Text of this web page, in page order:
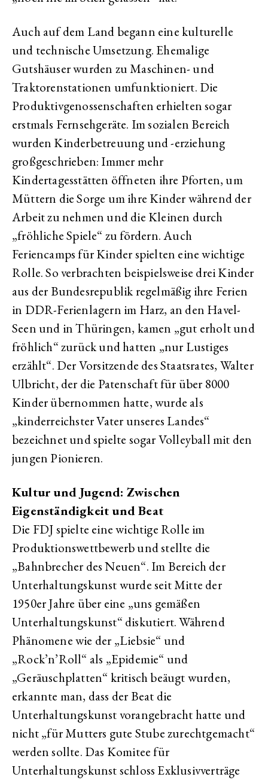
Auch auf dem Land begann eine kulturelle
und technische Umsetzung. Ehemalige
Gutshäuser wurden zu Maschinen- und
Traktorenstationen umfunktioniert. Die
Produktivgenossenschaften erhielten sogar
erstmals Fernsehgeräte. Im sozialen Bereich
wurden Kinderbetreuung und -erziehung
großgeschrieben: Immer mehr
Kindertagesstätten öffneten ihre Pforten, um
Müttern die Sorge um ihre Kinder während der
Arbeit zu nehmen und die Kleinen durch
„fröhliche Spiele“ zu fördern. Auch
Feriencamps für Kinder spielten eine wichtige
Rolle. So verbrachten beispielsweise drei Kinder
aus der Bundesrepublik regelmäßig ihre Ferien
in DDR-Ferienlagern im Harz, an den Havel-
Seen und in Thüringen, kamen „gut erholt und
fröhlich“ zurück und hatten „nur Lustiges
erzählt“. Der Vorsitzende des Staatsrates, Walter
Ulbricht, der die Patenschaft für über 8000
Kinder übernommen hatte, wurde als
„kinderreichster Vater unseres Landes“
bezeichnet und spielte sogar Volleyball mit den
jungen Pionieren.
Kultur und Jugend: Zwischen
Eigenständigkeit und Beat
Die FDJ spielte eine wichtige Rolle im
Produktionswettbewerb und stellte die
„Bahnbrecher des Neuen“. Im Bereich der
Unterhaltungskunst wurde seit Mitte der
1950er Jahre über eine „uns gemäßen
Unterhaltungskunst“ diskutiert. Während
Phänomene wie der „Liebsie“ und
„Rock’n’Roll“ als „Epidemie“ und
„Geräuschplatten“ kritisch beäugt wurden,
erkannte man, dass der Beat die
Unterhaltungskunst vorangebracht hatte und
nicht „für Mutters gute Stube zurechtgemacht“
werden sollte. Das Komitee für
Unterhaltungskunst schloss Exklusivverträge